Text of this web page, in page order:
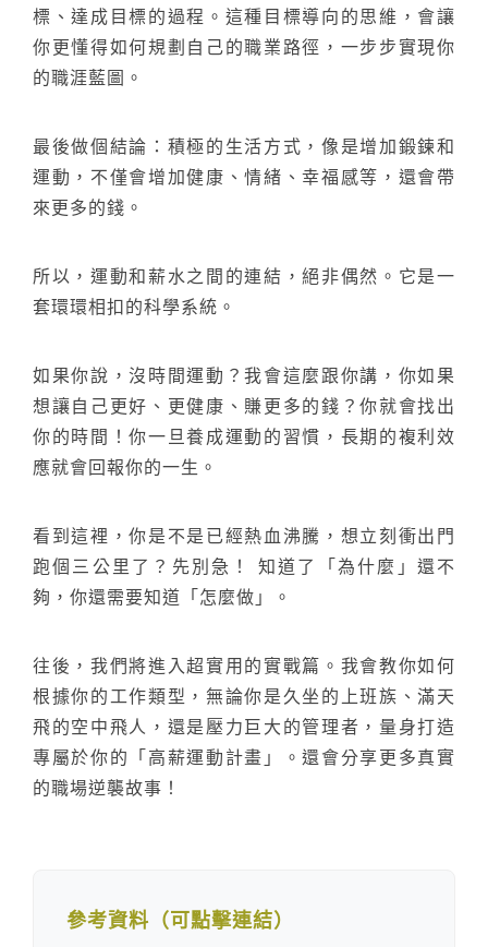
標、達成目標的過程。這種目標導向的思維，會讓
你更懂得如何規劃自己的職業路徑，一步步實現你
的職涯藍圖。
最後做個結論：積極的生活方式，像是增加鍛鍊和
運動，不僅會增加健康、情緒、幸福感等，還會帶
來更多的錢。
所以，運動和薪水之間的連結，絕非偶然。它是一
套環環相扣的科學系統。
如果你說，沒時間運動？我會這麼跟你講，你如果
想讓自己更好、更健康、賺更多的錢？你就會找出
你的時間！你一旦養成運動的習慣，長期的複利效
應就會回報你的一生。
看到這裡，你是不是已經熱血沸騰，想立刻衝出門
跑個三公里了？先別急！ 知道了「為什麼」還不
夠，你還需要知道「怎麼做」。
往後，我們將進入超實用的實戰篇。我會教你如何
根據你的工作類型，無論你是久坐的上班族、滿天
飛的空中飛人，還是壓力巨大的管理者，量身打造
專屬於你的「高薪運動計畫」。還會分享更多真實
的職場逆襲故事！
參考資料（可點擊連結）